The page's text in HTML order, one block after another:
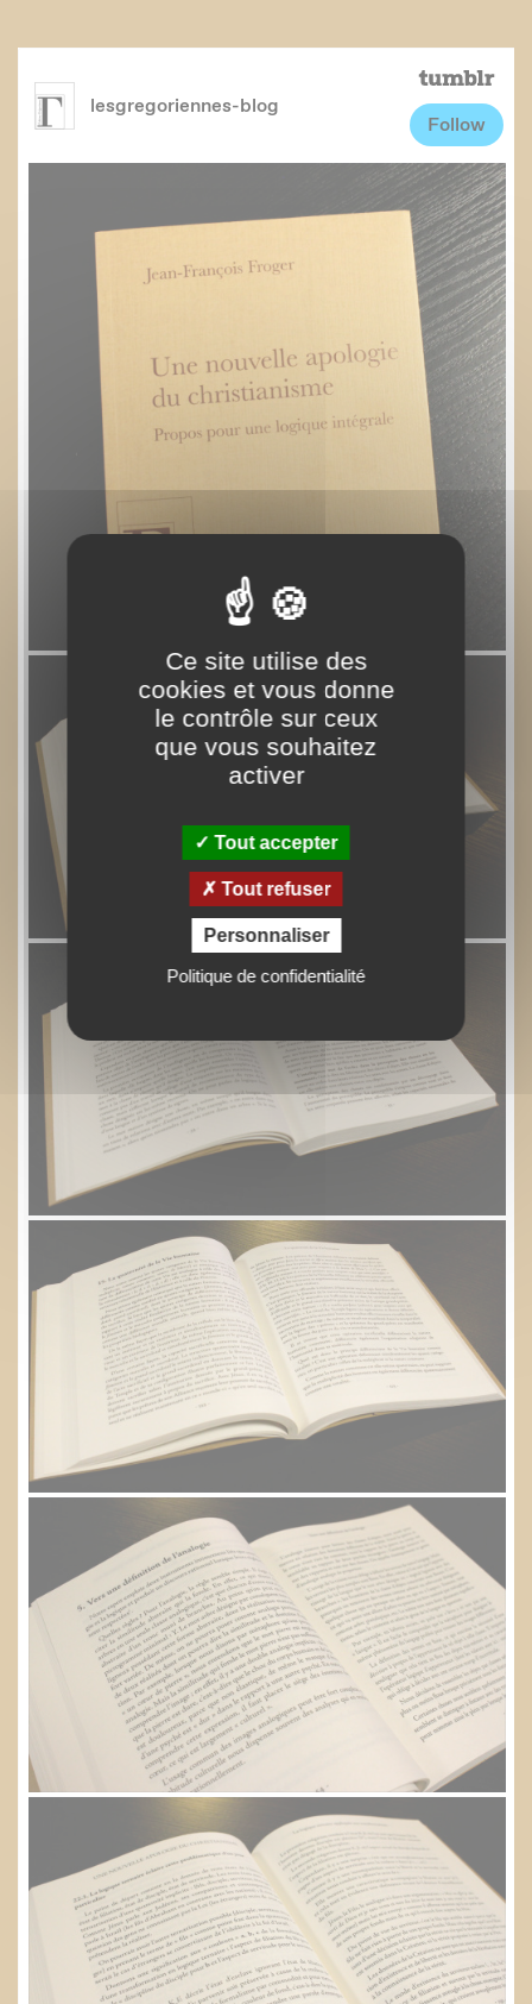
Ce site utilise des
cookies et vous donne
le contrôle sur ceux
que vous souhaitez
activer
Tout accepter
Tout refuser
Personnaliser
Politique de confidentialité